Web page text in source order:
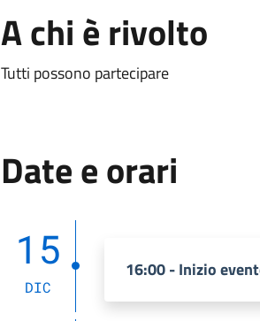
A chi è rivolto
Tutti possono partecipare
Date e orari
15
DIC
16:00 - Inizio